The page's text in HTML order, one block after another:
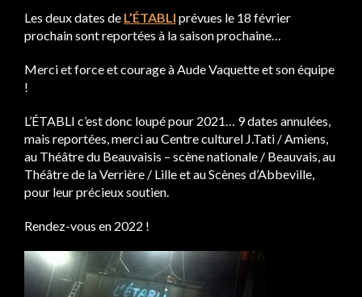
Les deux dates de L’ÉTABLI prévues le 18 février
prochain sont reportées à la saison prochaine…
Merci et force et courage à Aude Vaquette et son équipe
!
L’ÉTABLI c’est donc loupé pour 2021… 9 dates annulées,
mais reportées, merci au Centre culturel J.Tati / Amiens,
au Théâtre du Beauvaisis – scène nationale / Beauvais, au
Théâtre de la Verrière / Lille et au Scènes d’Abbeville,
pour leur précieux soutien.
Rendez-vous en 2022 !